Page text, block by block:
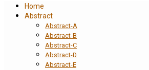
Home
Abstract
Abstract-A
Abstract-B
Abstract-C
Abstract-D
Abstract-E